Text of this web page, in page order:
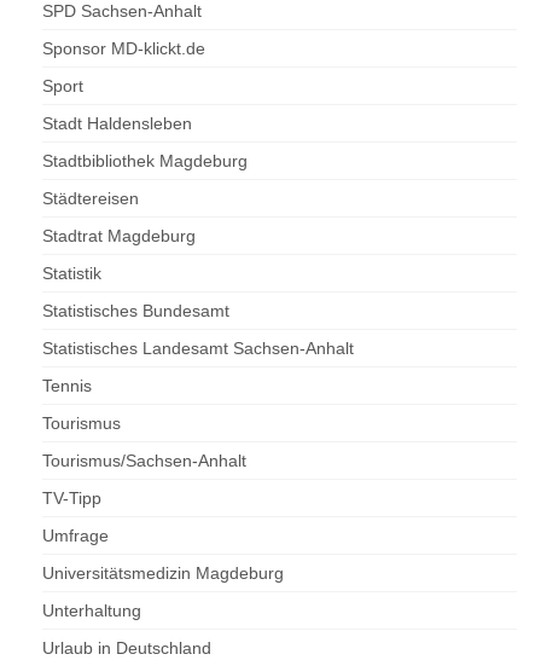
SPD Sachsen-Anhalt
Sponsor MD-klickt.de
Sport
Stadt Haldensleben
Stadtbibliothek Magdeburg
Städtereisen
Stadtrat Magdeburg
Statistik
Statistisches Bundesamt
Statistisches Landesamt Sachsen-Anhalt
Tennis
Tourismus
Tourismus/Sachsen-Anhalt
TV-Tipp
Umfrage
Universitätsmedizin Magdeburg
Unterhaltung
Urlaub in Deutschland